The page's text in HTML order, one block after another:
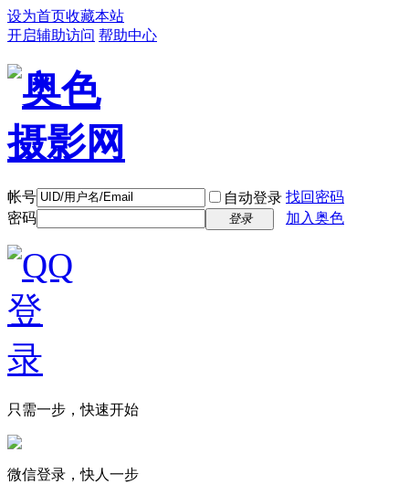
设为首页收藏本站
开启辅助访问 帮助中心
帐号 自动登录 找回密码
密码
登录 加入奥色
只需一步，快速开始
微信登录，快人一步